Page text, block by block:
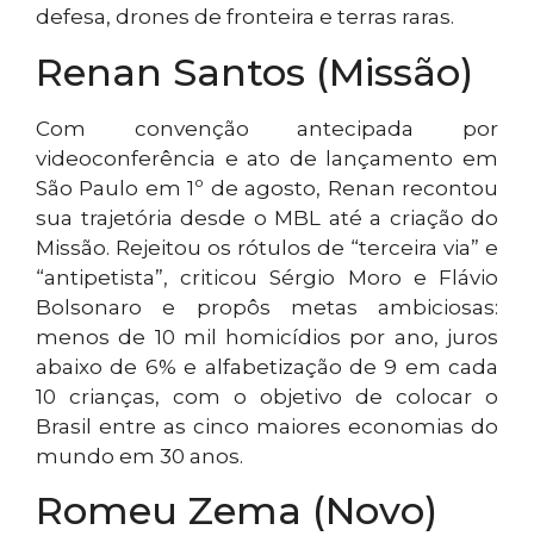
defesa, drones de fronteira e terras raras.
Renan Santos (Missão)
Com convenção antecipada por
videoconferência e ato de lançamento em
São Paulo em 1º de agosto, Renan recontou
sua trajetória desde o MBL até a criação do
Missão. Rejeitou os rótulos de “terceira via” e
“antipetista”, criticou Sérgio Moro e Flávio
Bolsonaro e propôs metas ambiciosas:
menos de 10 mil homicídios por ano, juros
abaixo de 6% e alfabetização de 9 em cada
10 crianças, com o objetivo de colocar o
Brasil entre as cinco maiores economias do
mundo em 30 anos.
Romeu Zema (Novo)